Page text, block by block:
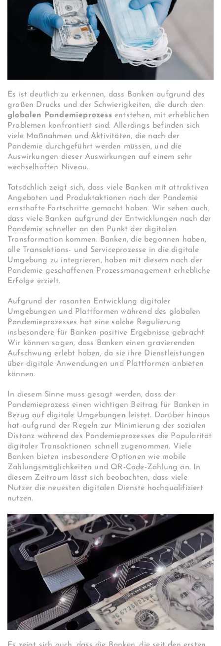
Es ist deutlich zu erkennen, dass Banken aufgrund des
großen Drucks und der Schwierigkeiten, die durch den
globalen Pandemieprozessentstehen, mit erheblichen
Problemen konfrontiert sind. Allerdings befinden sich
viele Maßnahmen und Aktivitäten, die nach der
Pandemie durchgeführt werden müssen, und die
Auswirkungen dieser Auswirkungen auf einem sehr
wechselhaften Niveau.
Tatsächlich zeigt sich, dass viele Banken mit attraktiven
Angeboten und Produktaktionen nach der Pandemie
ernsthafte Fortschritte gemacht haben. Wir sehen auch,
dass viele Banken aufgrund der Entwicklungen nach der
Pandemie schneller an den Punkt der digitalen
Transformation kommen. Banken, die begonnen haben,
alle Transaktions- und Serviceprozesse in die digitale
Umgebung zu integrieren, haben mit diesem nach der
Pandemie geschaffenen Prozessmanagement erhebliche
Erfolge erzielt.
Aufgrund der rasanten Entwicklung digitaler
Umgebungen und Plattformen während des globalen
Pandemieprozesses hat eine solche Regulierung
insbesondere für Banken positive Ergebnisse gebracht.
Wir können sagen, dass Banken einen gravierenden
Aufschwung erlebt haben, da sie ihre Dienstleistungen
über digitale Anwendungen und Plattformen anbieten
können.
In diesem Sinne muss gesagt werden, dass der
Pandemieprozess einen wichtigen Beitrag für Banken in
Bezug auf digitale Umgebungen leistet. Darüber hinaus
hat aufgrund der Regeln zur Minimierung der sozialen
Distanz während des Pandemieprozesses die Popularität
digitaler Transaktionen schnell zugenommen. Viele
Banken bieten insbesondere Optionen wie mobile
Zahlungsmöglichkeiten und QR-Code-Zahlung an. In
diesem Zeitraum lässt sich beobachten, dass viele
Nutzer die neuesten digitalen Dienste hochqualifiziert
nutzen.